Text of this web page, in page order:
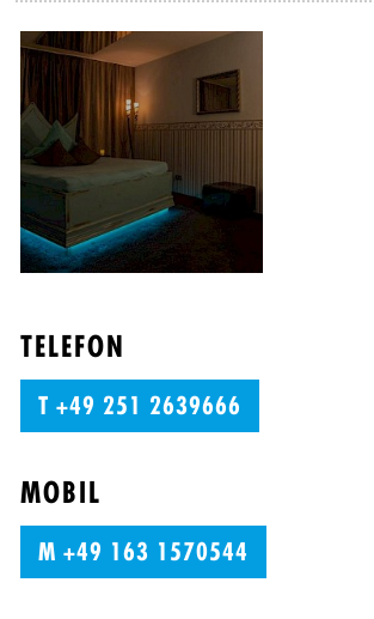
TELEFON
T +49 251 2639666
MOBIL
M +49 163 1570544